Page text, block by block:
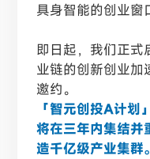
具身智能的创业窗
即日起，我们正式
业链的创新创业加
邀约。
「智元创投A计划
将在三年内集结
造千亿级产业集群